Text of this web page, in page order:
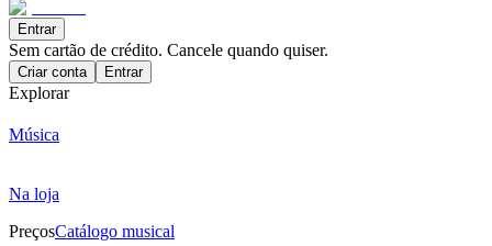
Entrar
Sem cartão de crédito. Cancele quando quiser.
Criar conta Entrar
Explorar
Música
Na loja
PreçosCatálogo musical